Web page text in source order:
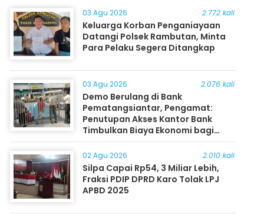
03 Agu 2026 2.772 kali
Keluarga Korban Penganiayaan
Datangi Polsek Rambutan, Minta
Para Pelaku Segera Ditangkap
03 Agu 2026 2.076 kali
Demo Berulang di Bank
Pematangsiantar, Pengamat:
Penutupan Akses Kantor Bank
Timbulkan Biaya Ekonomi bagi
Masyarakat
02 Agu 2026 2.010 kali
Silpa Capai Rp54, 3 Miliar Lebih,
Fraksi PDIP DPRD Karo Tolak LPJ
APBD 2025